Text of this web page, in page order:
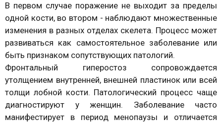
В первом случае поражение не выходит за пределы
одной кости, во втором - наблюдают множественные
изменения в разных отделах скелета. Процесс может
развиваться как самостоятельное заболевание или
быть признаком сопутствующих патологий.
Фронтальный гиперостоз сопровождается
утолщением внутренней, внешней пластинок или всей
толщи лобной кости. Патологический процесс чаще
диагностируют у женщин. Заболевание часто
манифестирует в период менопаузы и отличается